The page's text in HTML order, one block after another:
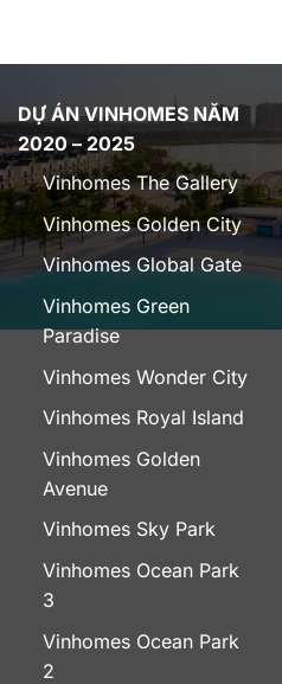
DỰ ÁN VINHOMES NĂM
2020 – 2025
Vinhomes The Gallery
Vinhomes Golden City
Vinhomes Global Gate
Vinhomes Green
Paradise
Vinhomes Wonder City
Vinhomes Royal Island
Vinhomes Golden
Avenue
Vinhomes Sky Park
Vinhomes Ocean Park
3
Vinhomes Ocean Park
2